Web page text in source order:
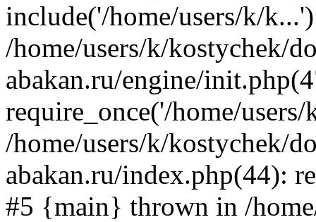
include('/home/users/k/
/home/users/k/kostychek/
abakan.ru/engine/
require_once('/home/
/home/users/k/kostychek/
abakan.ru/index.php(44):
#5 {main} thrown in /